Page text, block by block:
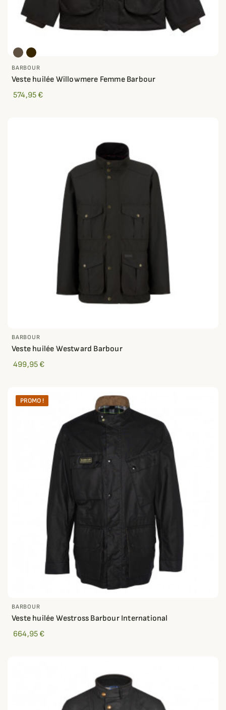
BARBOUR
Veste huilée Willowmere Femme Barbour
574,95 €
BARBOUR
Veste huilée Westward Barbour
499,95 €
PROMO !
BARBOUR
Veste huilée Westross Barbour International
664,95 €